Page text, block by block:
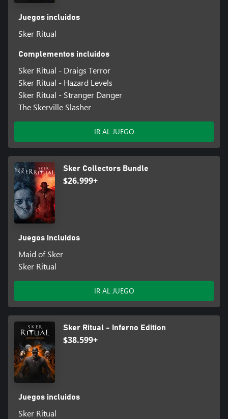
Juegos incluidos
Sker Ritual
Complementos incluidos
Sker Ritual - Draigs Terror
Sker Ritual - Hazard Levels
Sker Ritual - Stranger Danger
The Skerville Slasher
IR AL JUEGO
Sker Collectors Bundle
$26.999+
Juegos incluidos
Maid of Sker
Sker Ritual
IR AL JUEGO
Sker Ritual - Inferno Edition
$38.599+
Juegos incluidos
Sker Ritual